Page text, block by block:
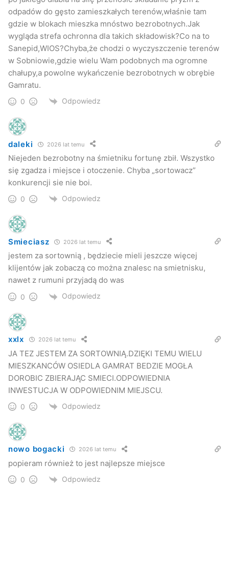
odpadów do gęsto zamieszkałych terenów,właśnie tam
gdzie w blokach mieszka mnóstwo bezrobotnych.Jak
wygląda strefa ochronna dla takich składowisk?Co na to
Sanepid,WIOS?Chyba,że chodzi o wyczyszczenie terenów
w Sobniowie,gdzie wielu Wam podobnych ma ogromne
chałupy,a powolne wykańczenie bezrobotnych w obrębie
Gamratu.
0 Odpowiedz
daleki 2026 lat temu
Niejeden bezrobotny na śmietniku fortunę zbił. Wszystko
się zgadza i miejsce i otoczenie. Chyba „sortowacz”
konkurencji sie nie boi.
0 Odpowiedz
Smieciasz 2026 lat temu
jestem za sortownią , będziecie mieli jeszcze więcej
klijentów jak zobaczą co można znalesc na smietnisku,
nawet z rumuni przyjadą do was
0 Odpowiedz
xxlx 2026 lat temu
JA TEZ JESTEM ZA SORTOWNIĄ.DZIĘKI TEMU WIELU
MIESZKANCÓW OSIEDLA GAMRAT BEDZIE MOGŁA
DOROBIC ZBIERAJĄC SMIECI.ODPOWIEDNIA
INWESTUCJA W ODPOWIEDNIM MIEJSCU.
0 Odpowiedz
nowo bogacki 2026 lat temu
popieram również to jest najlepsze miejsce
0 Odpowiedz